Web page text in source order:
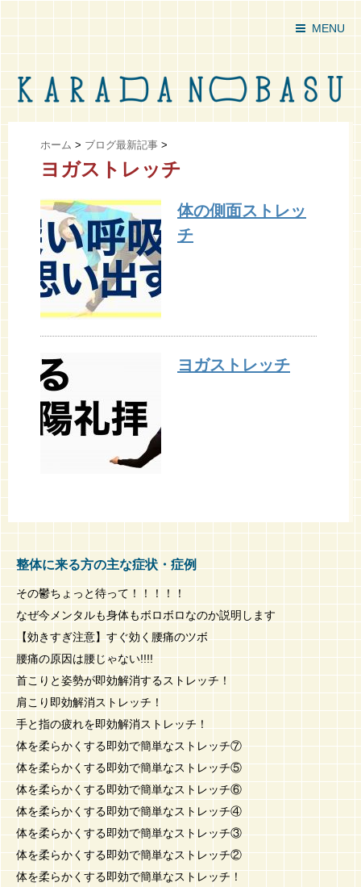
MENU
ホーム > ブログ最新記事 >
ヨガストレッチ
体の側面ストレッ
チ
ヨガストレッチ
整体に来る方の主な症状・症例
その鬱ちょっと待って！！！！！
なぜ今メンタルも身体もボロボロなのか説明します
【効きすぎ注意】すぐ効く腰痛のツボ
腰痛の原因は腰じゃない!!!!
首こりと姿勢が即効解消するストレッチ！
肩こり即効解消ストレッチ！
手と指の疲れを即効解消ストレッチ！
体を柔らかくする即効で簡単なストレッチ⑦
体を柔らかくする即効で簡単なストレッチ⑤
体を柔らかくする即効で簡単なストレッチ⑥
体を柔らかくする即効で簡単なストレッチ④
体を柔らかくする即効で簡単なストレッチ③
体を柔らかくする即効で簡単なストレッチ②
体を柔らかくする即効で簡単なストレッチ！